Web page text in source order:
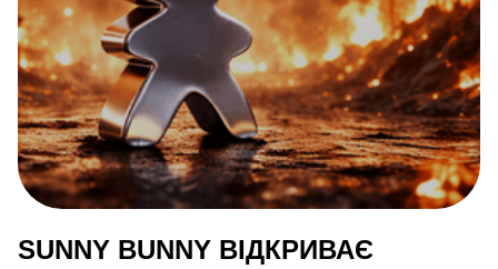
SUNNY BUNNY ВІДКРИВАЄ